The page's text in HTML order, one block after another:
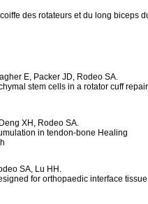
des rotateurs et du long biceps
E, Packer JD, Rodeo SA.
stem cells in a rotator cuff
XH, Rodeo SA.
in tendon-bone Healing
SA, Lu HH.
for orthopaedic interface